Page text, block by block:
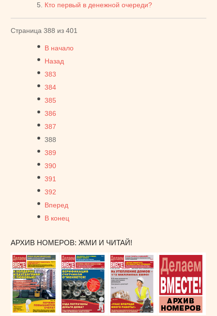
Кто первый в денежной очереди?
Страница 388 из 401
В начало
Назад
383
384
385
386
387
388
389
390
391
392
Вперед
В конец
АРХИВ НОМЕРОВ: ЖМИ И ЧИТАЙ!